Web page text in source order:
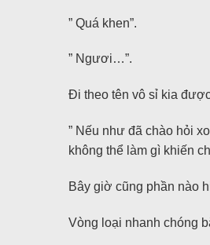
” Quá khen”.
” Ngươi…”.
Đi theo tên vô sỉ kia
” Nếu như đã chào hỏi
không thể làm gì khiến
Bây giờ cũng phần nào
Vòng loại nhanh chóng